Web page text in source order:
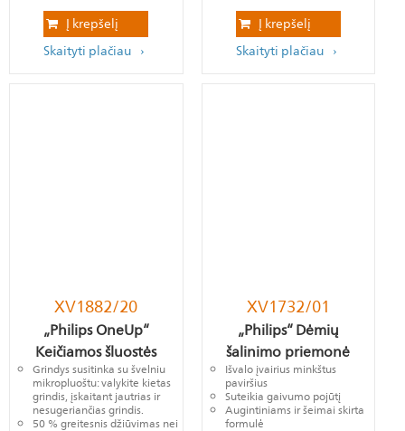
Į krepšelį
Skaityti plačiau
Į krepšelį
Skaityti plačiau
XV1882/20
„Philips OneUp“
Keičiamos šluostės
Grindys susitinka su švelniu
mikropluoštu: valykite kietas
grindis, įskaitant jautrias ir
nesugeriančias grindis.
50 % greitesnis džiūvimas nei
XV1732/01
„Philips“ Dėmių
šalinimo priemonė
Išvalo įvairius minkštus
paviršius
Suteikia gaivumo pojūtį
Augintiniams ir šeimai skirta
formulė